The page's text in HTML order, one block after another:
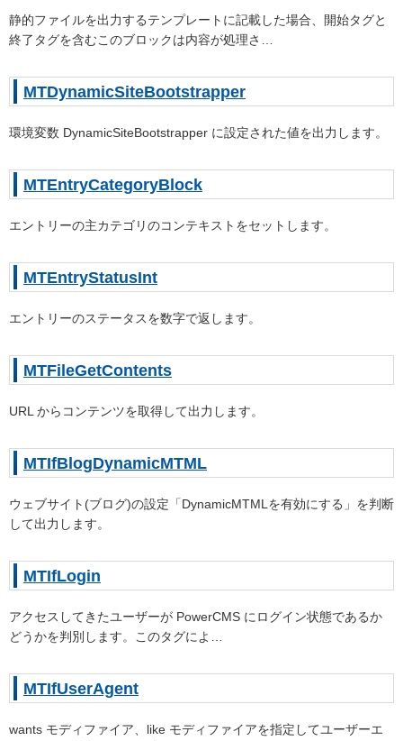
静的ファイルを出力するテンプレートに記載した場合、開始タグと
終了タグを含むこのブロックは内容が処理さ…
MTDynamicSiteBootstrapper
環境変数 DynamicSiteBootstrapper に設定された値を出力します。
MTEntryCategoryBlock
エントリーの主カテゴリのコンテキストをセットします。
MTEntryStatusInt
エントリーのステータスを数字で返します。
MTFileGetContents
URL からコンテンツを取得して出力します。
MTIfBlogDynamicMTML
ウェブサイト(ブログ)の設定「DynamicMTMLを有効にする」を判断
して出力します。
MTIfLogin
アクセスしてきたユーザーが PowerCMS にログイン状態であるか
どうかを判別します。このタグによ…
MTIfUserAgent
wants モディファイア、like モディファイアを指定してユーザーエ